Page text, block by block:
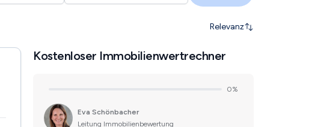
Relevanz
Kostenloser Immobilienwertrechner